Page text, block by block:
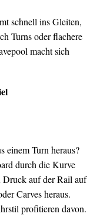
schnell ins Gleiten,
Turns oder flachere
macht sich
einem Turn heraus?
durch die Kurve
Druck auf der Rail auf
Carves heraus.
profitieren davon.